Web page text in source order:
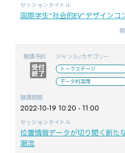
セッションタイトル
国際学生“社会的EV”デザインコ
聴講予約 ジャンル/カテゴリー
トークステージ
データ利活用
聴講期間
2022-10-19 10:20 - 11:00
セッションタイトル
位置情報データが切り開く新た
潮流